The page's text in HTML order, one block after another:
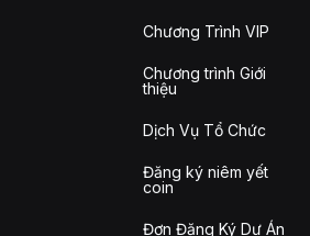
Chương Trình VIP
Chương trình Giới
thiệu
Dịch Vụ Tổ Chức
Đăng ký niêm yết
coin
Đơn Đăng Ký Dự Án